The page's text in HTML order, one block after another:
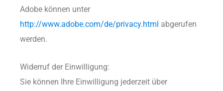
Adobe können unter
http://www.adobe.com/de/privacy.html abgerufen
werden.
Widerruf der Einwilligung:
Sie können Ihre Einwilligung jederzeit über